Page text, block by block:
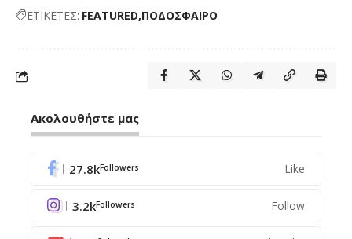
ΕΤΙΚΕΤΕΣ: FEATURED ΠΟΔΟΣΦΑΙΡΟ
Ακολουθήστε μας
27.8kFollowers Like
3.2kFollowers Follow